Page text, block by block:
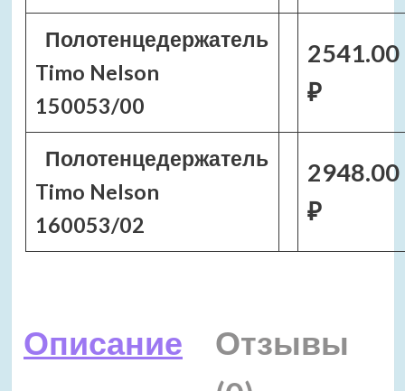
Полотенцедержатель
Timo Nelson
150053/00
2541.00
₽
Полотенцедержатель
Timo Nelson
160053/02
2948.00
₽
Описание
Отзывы